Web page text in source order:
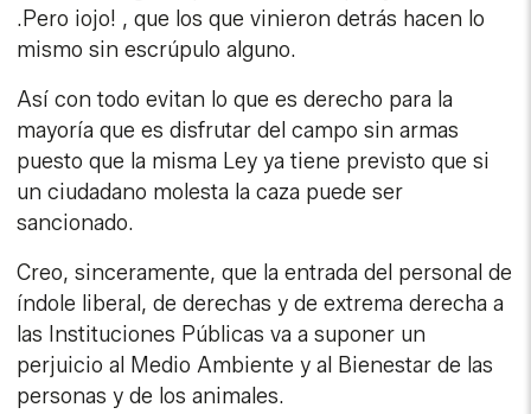
.Pero ¡ojo! , que los que vinieron detrás hacen lo
mismo sin escrúpulo alguno.
Así con todo evitan lo que es derecho para la
mayoría que es disfrutar del campo sin armas
puesto que la misma Ley ya tiene previsto que si
un ciudadano molesta la caza puede ser
sancionado.
Creo, sinceramente, que la entrada del personal de
índole liberal, de derechas y de extrema derecha a
las Instituciones Públicas va a suponer un
perjuicio al Medio Ambiente y al Bienestar de las
personas y de los animales.